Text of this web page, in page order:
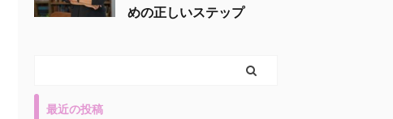
めの正しいステップ
最近の投稿